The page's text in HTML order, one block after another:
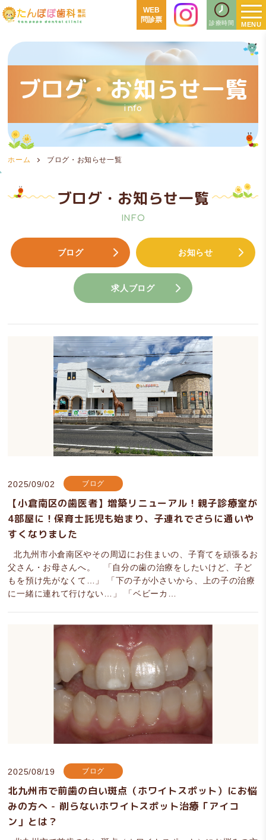
WEB
問診票
診療時間
ブログ・お知らせ一覧
info
ホーム ブログ・お知らせ一覧
ブログ・お知らせ一覧
INFO
ブログ お知らせ
求人ブログ
2025/09/02 ブログ
【小倉南区の歯医者】増築リニューアル！親子診療室が
4部屋に！保育士託児も始まり、子連れでさらに通いや
すくなりました
北九州市小倉南区やその周辺にお住まいの、子育てを頑張るお
父さん・お母さんへ。 「自分の歯の治療をしたいけど、子ど
もを預け先がなくて…」 「下の子が小さいから、上の子の治療
に一緒に連れて行けない…」 「ベビーカ…
2025/08/19 ブログ
北九州市で前歯の白い斑点（ホワイトスポット）にお悩
みの方へ - 削らないホワイトスポット治療「アイコ
ン」とは？